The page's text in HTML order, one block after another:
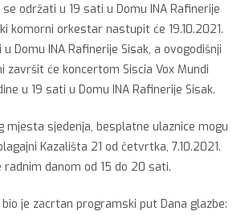
održati u 19 sati u Domu INA Rafinerije
komorni orkestar nastupit će 19.10.2021.
Domu INA Rafinerije Sisak, a ovogodišnji
završit će koncertom Siscia Vox Mundi
u 19 sati u Domu INA Rafinerije Sisak.
mjesta sjedenja, besplatne ulaznice mogu
Kazališta 21 od četvrtka, 7.10.2021.
radnim danom od 15 do 20 sati.
bio je zacrtan programski put Dana glazbe: